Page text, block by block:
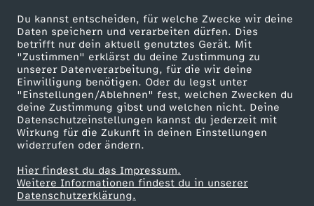
Du kannst entscheiden, für welche Zwecke wir deine
Daten speichern und verarbeiten dürfen. Dies
betrifft nur dein aktuell genutztes Gerät. Mit
"Zustimmen" erklärst du deine Zustimmung zu
unserer Datenverarbeitung, für die wir deine
Einwilligung benötigen. Oder du legst unter
"Einstellungen/Ablehnen" fest, welchen Zwecken du
deine Zustimmung gibst und welchen nicht. Deine
Datenschutzeinstellungen kannst du jederzeit mit
Wirkung für die Zukunft in deinen Einstellungen
widerrufen oder ändern.
Hier findest du das Impressum.
Weitere Informationen findest du in unserer
Datenschutzerklärung.
a
r
e
s
v
ZDF goes Schule
Werbefernsehen
Mainzelmännchen
Partner